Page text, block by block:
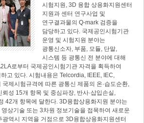
시험지원, 3D 융합 상용화지원센터
지원과 센터 연구사업 및
연구결과물의 Q-mark 검증을
담당하고 있다. 국제공인시험기관
운영 및 시험지원 분야는
광통신소자, 부품, 모듈, 단말,
시스템 등 광통신 전 분야에 대해
로부터 국제공인시험기관 자격을 획득하여
고 있다. 시험내용은 Telcordia, IEEE, IEC,
제시험규격에 따른 광통신 제품의 온·습도순환,
뢰성 15개 항목 및 중심파장, 반사·삽입손실,
42개 항목에 달한다. 3D융합상용화지원 분야는
상기술 또는 3차원 정보기술을 접목하여 새로운
광역시 지역을 거점으로 3D융합상용화지원센터